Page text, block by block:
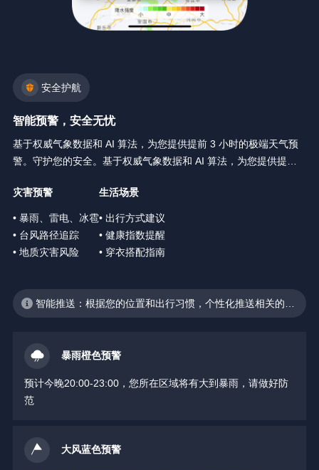
安全护航
智能预警，安全无忧
基于权威气象数据和 AI 算法，为您提供提前 3 小时的极端天气预
警。守护您的安全。基于权威气象数据和 AI 算法，为您提供提前 3
灾害预警
• 暴雨、雷电、冰雹
• 台风路径追踪
• 地质灾害风险
生活场景
• 出行方式建议
• 健康指数提醒
• 穿衣搭配指南
智能推送：根据您的位置和出行习惯，个性化推送相关的天
暴雨橙色预警
预计今晚20:00-23:00，您所在区域将有大到暴雨，请做好防
范
大风蓝色预警